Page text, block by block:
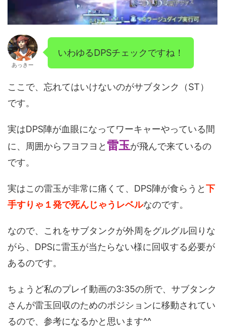
あっきー
いわゆるDPSチェックですね！
ここで、忘れてはいけないのがサブタンク（ST）
です。
実はDPS陣が血眼になってワーキャーやっている間
に、周囲からフヨフヨと雷玉が飛んで来ているの
です。
実はこの雷玉が非常に痛くて、DPS陣が食らうと下
手すりゃ１発で死んじゃうレベルなのです。
なので、これをサブタンクが外周をグルグル回りな
がら、DPSに雷玉が当たらない様に回収する必要が
あるのです。
ちょうど私のプレイ動画の3:35の所で、サブタンク
さんが雷玉回収のためのポジションに移動されてい
るので、参考になるかと思います^^